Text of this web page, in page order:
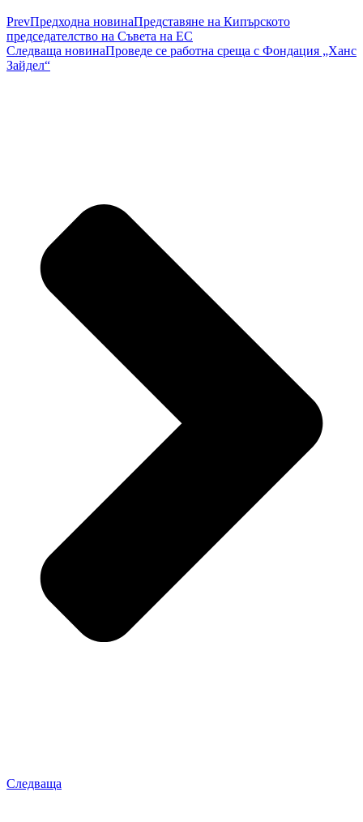
PrevПредходна новинаПредставяне на Кипърското
председателство на Съвета на ЕС
Следваща новинаПроведе се работна среща с Фондация „Ханс
Зайдел“
Следваща